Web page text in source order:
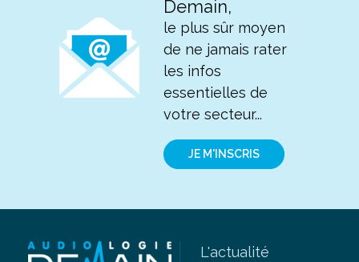
Demain,
le plus sûr moyen
de ne jamais rater
les infos
essentielles de
votre secteur...
JE M'INSCRIS
L'actualité